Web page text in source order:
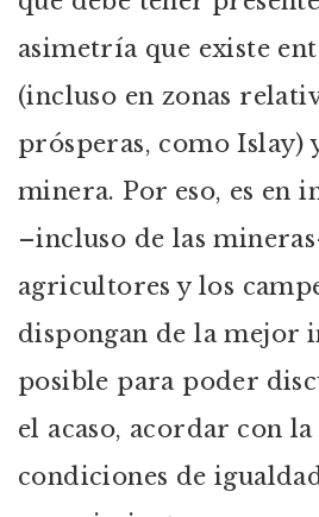
asimetría que existe
(incluso en zonas
prósperas, como Islay)
minera. Por eso, es en
–incluso de las
agricultores y los
dispongan de la mejor
posible para poder
el acaso, acordar con
condiciones de